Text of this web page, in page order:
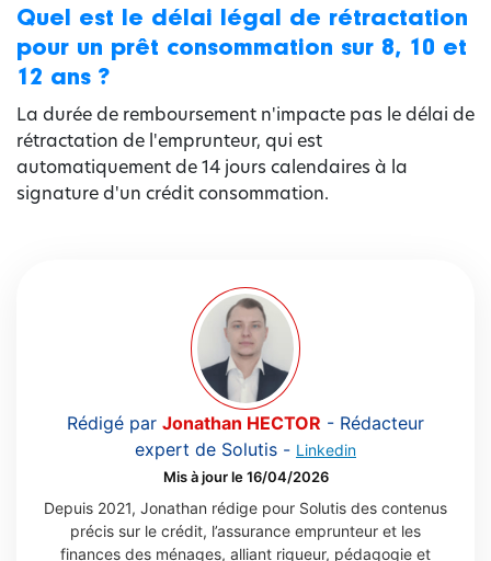
Quel est le délai légal de rétractation
pour un prêt consommation sur 8, 10 et
12 ans ?
La durée de remboursement n'impacte pas le délai de
rétractation de l'emprunteur, qui est
automatiquement de 14 jours calendaires à la
signature d'un crédit consommation.
Rédigé par Jonathan HECTOR - Rédacteur
expert de Solutis - Linkedin
Mis à jour le 16/04/2026
Depuis 2021, Jonathan rédige pour Solutis des contenus
précis sur le crédit, l’assurance emprunteur et les
finances des ménages, alliant rigueur, pédagogie et